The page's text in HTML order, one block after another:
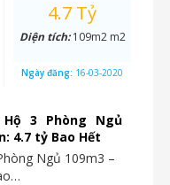
Hộ 3 Phòng Ngủ
4.7 tỷ Bao Hết
Ngủ 109m3 –
4.7 Tỷ
Diện tích:109m2 m2
Ngày đăng: 16-03-2020